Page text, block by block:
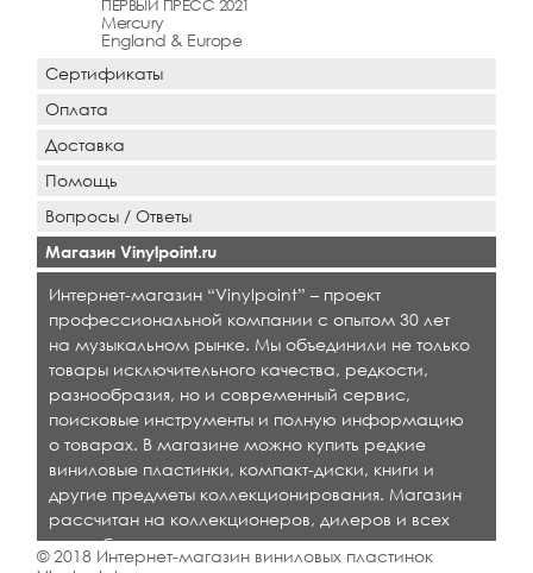
ПЕРВЫЙ ПРЕСС 2021
Mercury
England & Europe
Сертификаты
Оплата
Доставка
Помощь
Вопросы / Ответы
Магазин Vinylpoint.ru
Интернет-магазин “Vinylpoint” – проект
профессиональной компании с опытом 30 лет
на музыкальном рынке. Мы объединили не только
товары исключительного качества, редкости,
разнообразия, но и современный сервис,
поисковые инструменты и полную информацию
о товарах. В магазине можно купить редкие
виниловые пластинки, компакт-диски, книги и
другие предметы коллекционирования. Магазин
рассчитан на коллекционеров, дилеров и всех
кто любит качественную музыку.
© 2018 Интернет-магазин виниловых пластинок